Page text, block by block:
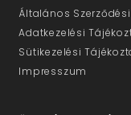
Általános
Adatkezelési
Sütikezelési
Impresszum